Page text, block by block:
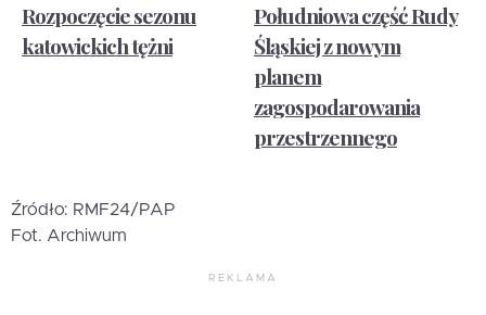
Rozpoczęcie sezonu
katowickich tężni
Południowa część Rudy
Śląskiej z nowym
planem
zagospodarowania
przestrzennego
Źródło: RMF24/PAP
Fot. Archiwum
REKLAMA